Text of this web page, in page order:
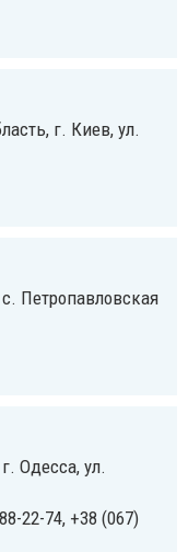
г. Киев, ул.
Петропавловская
Одесса, ул.
22-74, +38 (067)